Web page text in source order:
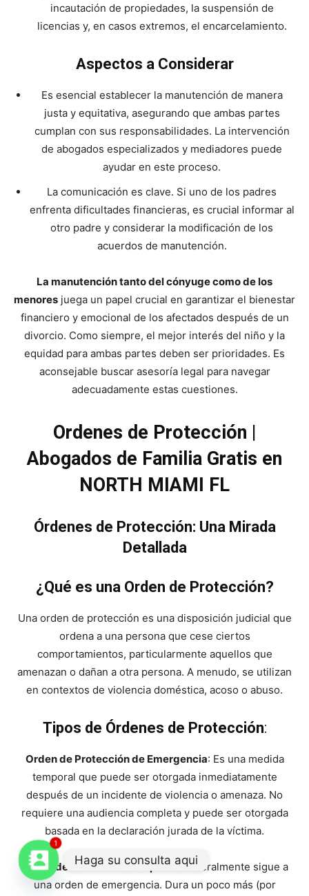
incautación de propiedades, la suspensión de
licencias y, en casos extremos, el encarcelamiento.
Aspectos a Considerar
Es esencial establecer la manutención de manera
justa y equitativa, asegurando que ambas partes
cumplan con sus responsabilidades. La intervención
de abogados especializados y mediadores puede
ayudar en este proceso.
La comunicación es clave. Si uno de los padres
enfrenta dificultades financieras, es crucial informar al
otro padre y considerar la modificación de los
acuerdos de manutención.
La manutención tanto del cónyuge como de los
menores juega un papel crucial en garantizar el bienestar
financiero y emocional de los afectados después de un
divorcio. Como siempre, el mejor interés del niño y la
equidad para ambas partes deben ser prioridades. Es
aconsejable buscar asesoría legal para navegar
adecuadamente estas cuestiones.
Ordenes de Protección |
Abogados de Familia Gratis en
NORTH MIAMI FL
Órdenes de Protección: Una Mirada
Detallada
¿Qué es una Orden de Protección?
Una orden de protección es una disposición judicial que
ordena a una persona que cese ciertos
comportamientos, particularmente aquellos que
amenazan o dañan a otra persona. A menudo, se utilizan
en contextos de violencia doméstica, acoso o abuso.
Tipos de Órdenes de Protección:
Orden de Protección de Emergencia: Es una medida
temporal que puede ser otorgada inmediatamente
después de un incidente de violencia o amenaza. No
requiere una audiencia completa y puede ser otorgada
basada en la declaración jurada de la víctima.
Orden de Protección Temporal : Generalmente sigue a
una orden de emergencia. Dura un poco más (por
1
Haga su consulta aqui